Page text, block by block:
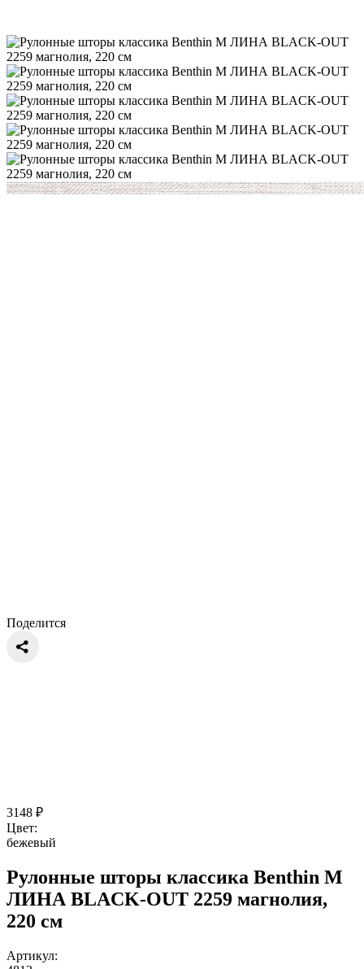
Поделится
3148 ₽
Цвет:
бежевый
Рулонные шторы классика Benthin M
ЛИНА BLACK-OUT 2259 магнолия,
220 см
Артикул: